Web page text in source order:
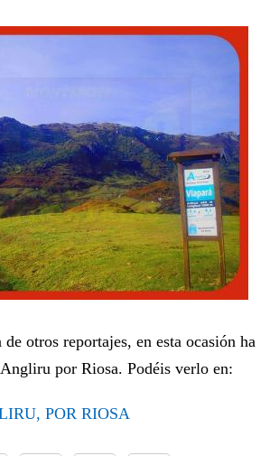
otros reportajes, en esta ocasión ha
por Riosa. Podéis verlo en:
POR RIOSA